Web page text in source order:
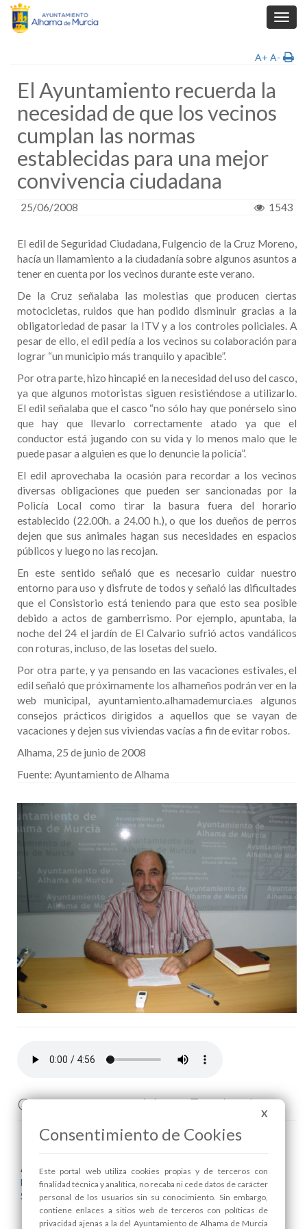
A+ A-
El Ayuntamiento recuerda la
necesidad de que los vecinos
cumplan las normas
establecidas para una mejor
convivencia ciudadana
25/06/2008 1543
El edil de Seguridad Ciudadana, Fulgencio de la Cruz Moreno,
hacía un llamamiento a la ciudadanía sobre algunos asuntos a
tener en cuenta por los vecinos durante este verano.
De la Cruz señalaba las molestias que producen ciertas
motocicletas, ruidos que han podido disminuir gracias a la
obligatoriedad de pasar la ITV y a los controles policiales. A
pesar de ello, el edil pedía a los vecinos su colaboración para
lograr “un municipio más tranquilo y apacible”.
Por otra parte, hizo hincapié en la necesidad del uso del casco,
ya que algunos motoristas siguen resistiéndose a utilizarlo.
El edil señalaba que el casco “no sólo hay que ponérselo sino
que hay que llevarlo correctamente atado ya que el
conductor está jugando con su vida y lo menos malo que le
puede pasar a alguien es que lo denuncie la policía”.
El edil aprovechaba la ocasión para recordar a los vecinos
diversas obligaciones que pueden ser sancionadas por la
Policía Local como tirar la basura fuera del horario
establecido (22.00h. a 24.00 h.), o que los dueños de perros
dejen que sus animales hagan sus necesidades en espacios
públicos y luego no las recojan.
En este sentido señaló que es necesario cuidar nuestro
entorno para uso y disfrute de todos y señaló las dificultades
que el Consistorio está teniendo para que esto sea posible
debido a actos de gamberrismo. Por ejemplo, apuntaba, la
noche del 24 el jardín de El Calvario sufrió actos vandálicos
con roturas, incluso, de las losetas del suelo.
Por otra parte, y ya pensando en las vacaciones estivales, el
edil señaló que próximamente los alhameños podrán ver en la
web municipal, ayuntamiento.alhamademurcia.es algunos
consejos prácticos dirigidos a aquellos que se vayan de
vacaciones y dejen sus viviendas vacías a fin de evitar robos.
Alhama, 25 de junio de 2008
Fuente: Ayuntamiento de Alhama
Comenta esta noticia en Facebook
Areas relacionadas:
Bienestar Social
Seguridad y Protección Ciudadana
X
Consentimiento de Cookies
Este portal web utiliza cookies propias y de terceros con
finalidad técnica y analítica, no recaba ni cede datos de carácter
personal de los usuarios sin su conocimiento. Sin embargo,
contiene enlaces a sitios web de terceros con políticas de
privacidad ajenas a la del Ayuntamiento de Alhama de Murcia